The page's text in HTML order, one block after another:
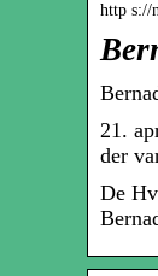
http s://
21.
der
De